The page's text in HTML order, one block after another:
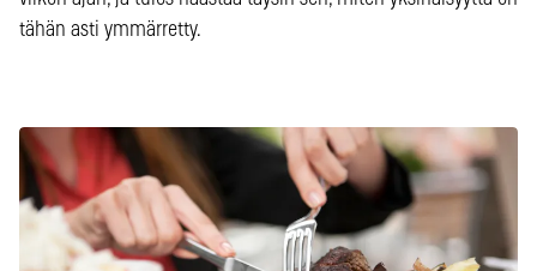
tähän asti ymmärretty.